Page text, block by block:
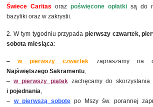
Świece Caritas orazpoświęcone opłatki są do
bazyliki oraz w zakrystii.
2. W tym tygodniu przypada pierwszy czwartek,
sobota miesiąca:
– w pierwszy czwartek zapraszamy na
Najświętszego Sakramentu,
–w pierwszy piątekzachęcamy do skorzystania
i pojednania,
– w pierwszą sobotę po Mszy św. porannej